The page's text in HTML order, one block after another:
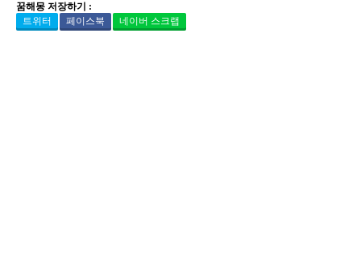
꿈해몽 저장하기 :
트위터
페이스북 네이버 스크랩